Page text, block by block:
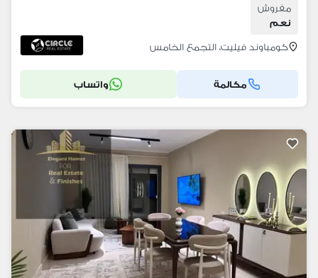
مفروش
نعم
كومباوند فيليت، التجمع الخامس
مكالمة واتساب